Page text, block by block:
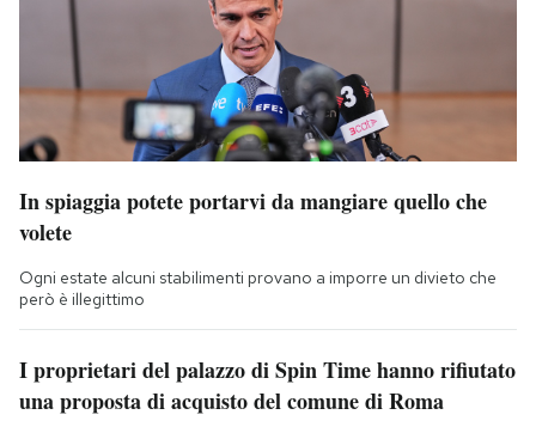
In spiaggia potete portarvi da mangiare quello che
volete
Ogni estate alcuni stabilimenti provano a imporre un divieto che
però è illegittimo
I proprietari del palazzo di Spin Time hanno rifiutato
una proposta di acquisto del comune di Roma